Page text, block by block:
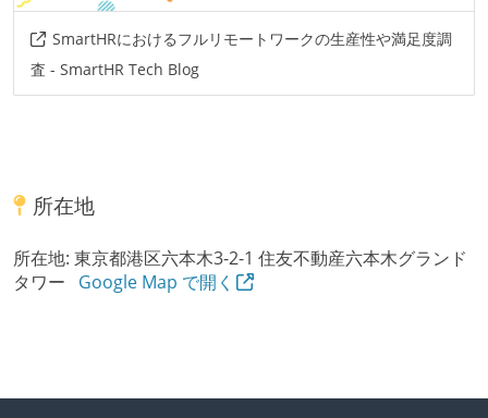
SmartHRにおけるフルリモートワークの生産性や満足度調
査 - SmartHR Tech Blog
所在地
所在地: 東京都港区六本木3-2-1 住友不動産六本木グランド
タワー
Google Map で開く